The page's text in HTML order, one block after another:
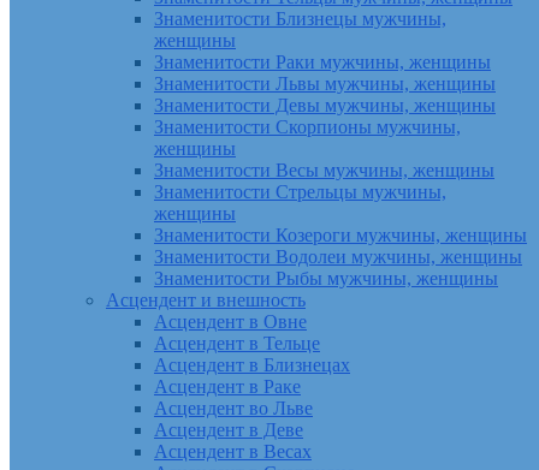
Знаменитости Близнецы мужчины,
женщины
Знаменитости Раки мужчины, женщины
Знаменитости Львы мужчины, женщины
Знаменитости Девы мужчины, женщины
Знаменитости Скорпионы мужчины,
женщины
Знаменитости Весы мужчины, женщины
Знаменитости Стрельцы мужчины,
женщины
Знаменитости Козероги мужчины, женщины
Знаменитости Водолеи мужчины, женщины
Знаменитости Рыбы мужчины, женщины
Асцендент и внешность
Асцендент в Овне
Асцендент в Тельце
Асцендент в Близнецах
Асцендент в Раке
Асцендент во Льве
Асцендент в Деве
Асцендент в Весах